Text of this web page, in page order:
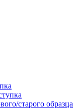
старого образца